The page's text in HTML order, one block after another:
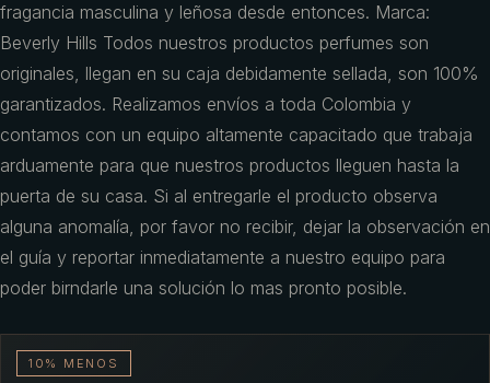
fragancia masculina y leñosa desde entonces. Marca:
Beverly Hills Todos nuestros productos perfumes son
originales, llegan en su caja debidamente sellada, son 100%
garantizados. Realizamos envíos a toda Colombia y
contamos con un equipo altamente capacitado que trabaja
arduamente para que nuestros productos lleguen hasta la
puerta de su casa. Si al entregarle el producto observa
alguna anomalía, por favor no recibir, dejar la observación en
el guía y reportar inmediatamente a nuestro equipo para
poder birndarle una solución lo mas pronto posible.
10% MENOS